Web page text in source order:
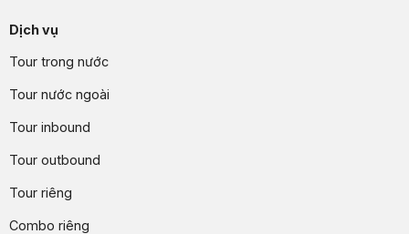
Dịch vụ
Tour trong nước
Tour nước ngoài
Tour inbound
Tour outbound
Tour riêng
Combo riêng